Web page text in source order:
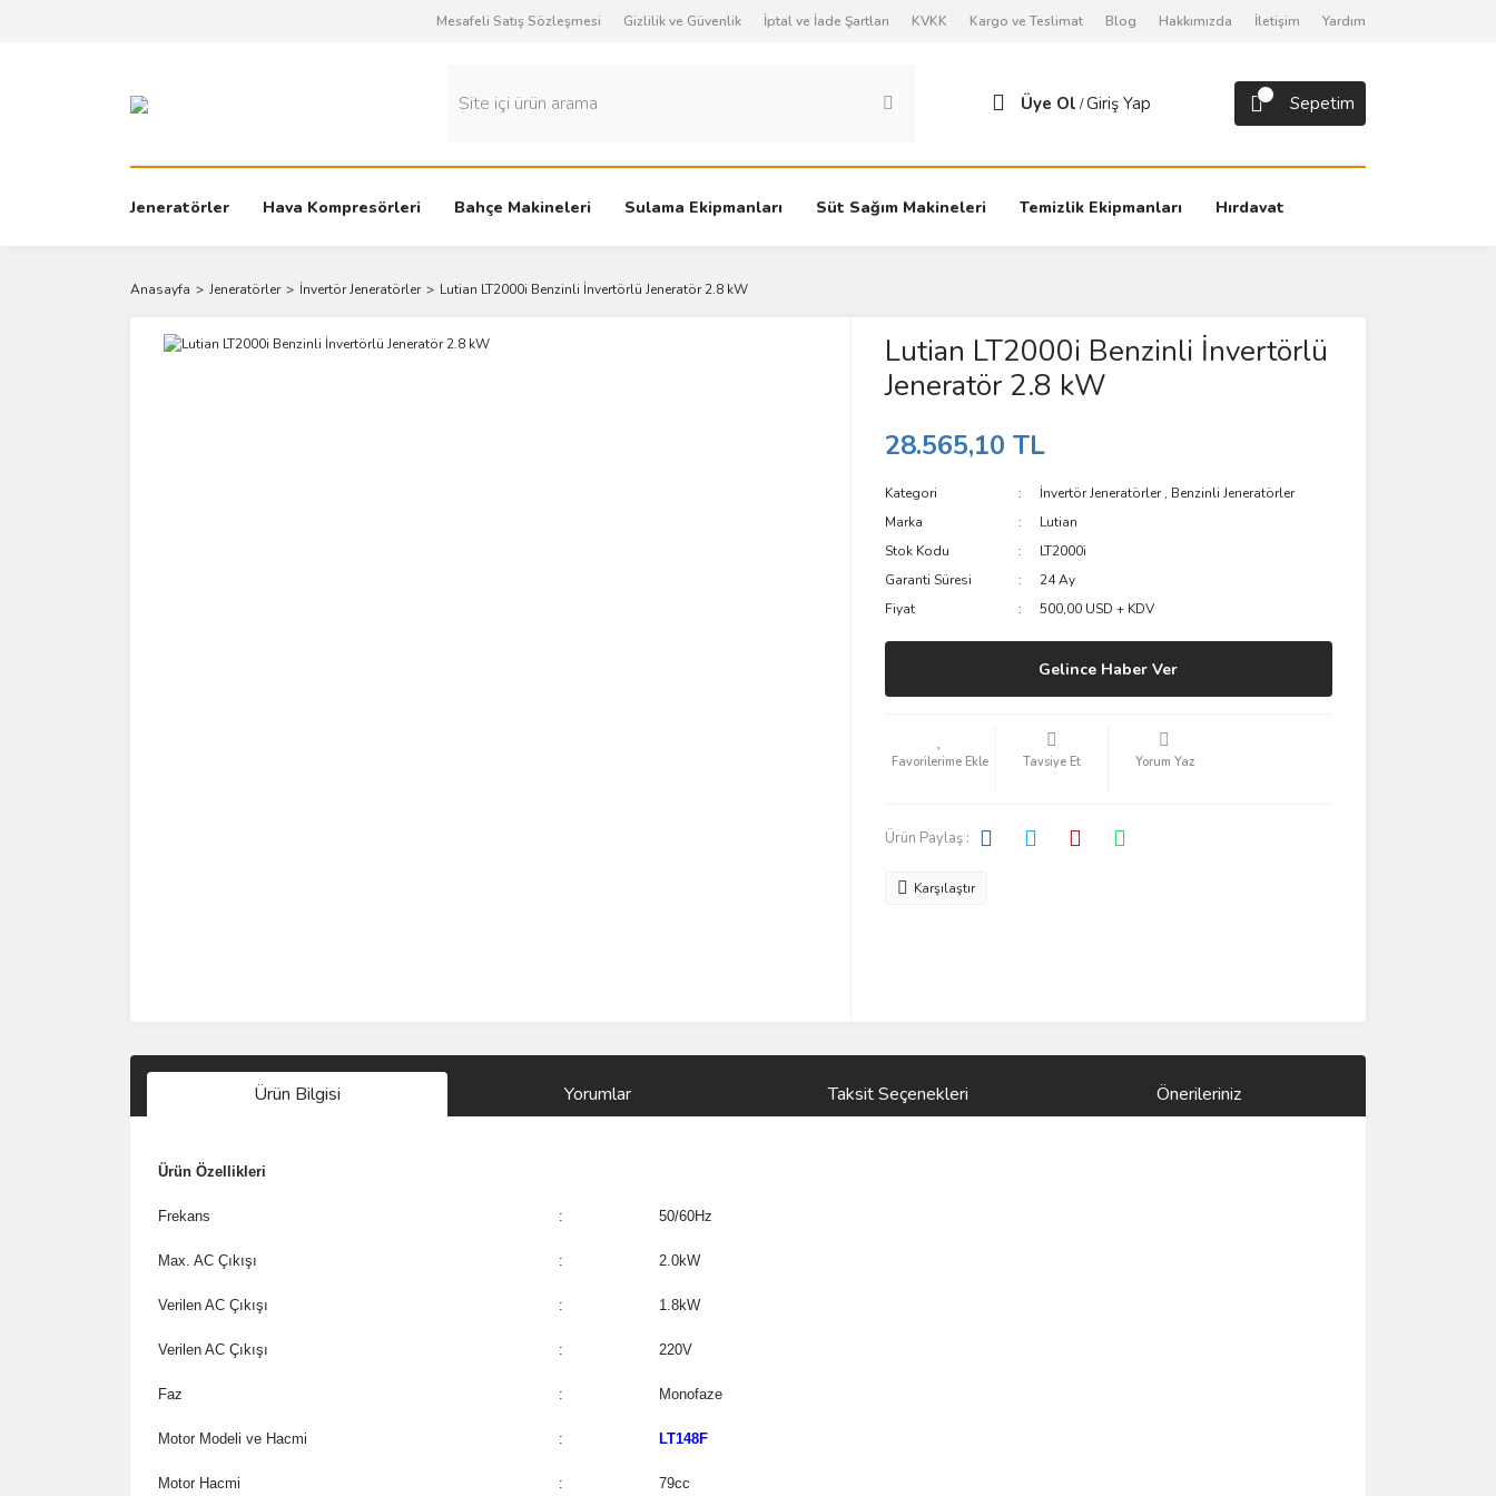
Mesafeli Satış Sözleşmesi Gizlilik ve Güvenlik İptal ve İade Şartları KVKK Kargo ve Teslimat Blog Hakkımızda İletişim Yardım
Üye Ol /Giriş Yap Sepetim
Jeneratörler Hava Kompresörleri Bahçe Makineleri Sulama Ekipmanları Süt Sağım Makineleri Temizlik Ekipmanları Hırdavat
Anasayfa Jeneratörler İnvertör Jeneratörler Lutian LT2000i Benzinli İnvertörlü Jeneratör 2.8 kW
Lutian LT2000i Benzinli İnvertörlü
Jeneratör 2.8 kW
28.565,10 TL
Kategori İnvertör Jeneratörler, Benzinli Jeneratörler
Marka
Lutian
Stok Kodu
LT2000i
Garanti Süresi
24 Ay
Fiyat
500,00 USD + KDV
Gelince Haber Ver
Tavsiye Et Yorum Yaz
Ürün Paylaş :
Karşılaştır
Ürün Bilgisi Yorumlar Taksit Seçenekleri Önerileriniz
Ürün Özellikleri
Frekans : 50/60Hz
Max. AC Çıkışı : 2.0kW
Verilen AC Çıkışı : 1.8kW
Verilen AC Çıkışı : 220V
Faz : Monofaze
Motor Modeli ve Hacmi : LT148F
Motor Hacmi : 79cc